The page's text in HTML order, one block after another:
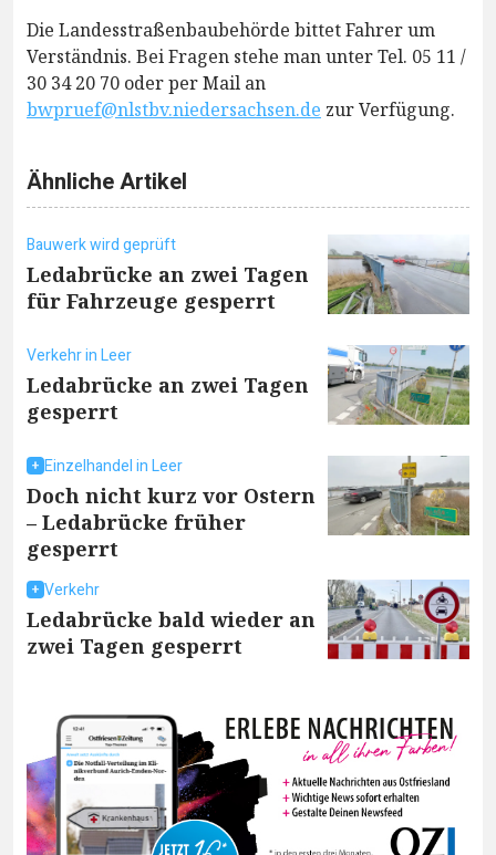
Die Landesstraßenbaubehörde bittet Fahrer um
Verständnis. Bei Fragen stehe man unter Tel. 05 11 /
30 34 20 70 oder per Mail an
bwpruef@nlstbv.niedersachsen.de zur Verfügung.
Ähnliche Artikel
Bauwerk wird geprüft
Ledabrücke an zwei Tagen
für Fahrzeuge gesperrt
Verkehr in Leer
Ledabrücke an zwei Tagen
gesperrt
Einzelhandel in Leer
Doch nicht kurz vor Ostern
– Ledabrücke früher
gesperrt
Verkehr
Ledabrücke bald wieder an
zwei Tagen gesperrt